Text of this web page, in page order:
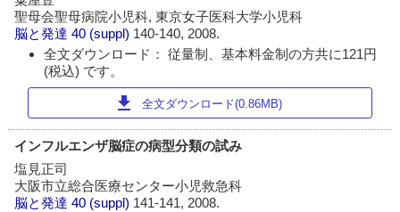
聖母会聖母病院小児科, 東京女子医科大学小児科
脳と発達 40 (suppl) 140-140, 2008.
全文ダウンロード： 従量制、基本料金制の方共に121円
(税込) です。
download 全文ダウンロード(0.86MB)
インフルエンザ脳症の病型分類の試み
塩見正司
大阪市立総合医療センター小児救急科
脳と発達 40 (suppl) 141-141, 2008.